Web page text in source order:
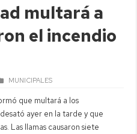
multará a
el incendio
MUNICIPALES
que multará a los
ayer en la tarde y que
Las llamas causaron siete